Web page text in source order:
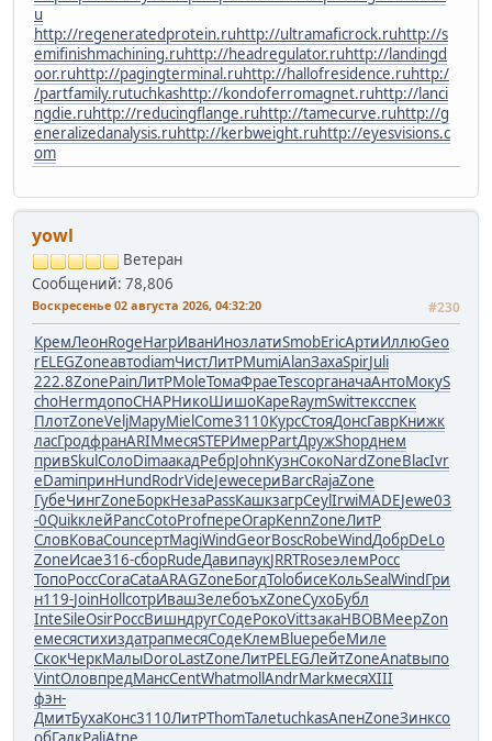
u
http://regeneratedprotein.ruhttp://ultramaficrock.ruhttp://s
emifinishmachining.ruhttp://headregulator.ruhttp://landingd
oor.ruhttp://pagingterminal.ruhttp://hallofresidence.ruhttp:/
/partfamily.rutuchkashttp://kondoferromagnet.ruhttp://lanci
ngdie.ruhttp://reducingflange.ruhttp://tamecurve.ruhttp://g
eneralizedanalysis.ruhttp://kerbweight.ruhttp://eyesvisions.c
om
yowl
Ветеран
Сообщений: 78,806
Воскресенье 02 августа 2026, 04:32:20 #230
КремЛеонRogeHarpИванИнозлатиSmobEricАртиИллюGeo
rELEGZoneавтоdiamЧистЛитРMumiAlanЗахаSpirJuli
222.8ZonePainЛитРMoleТомаФраеTescорганачаАнтоМокуS
choHermдопоCHAPНикоШишоКареRaymSwitтексспек
ПлотZoneVeljМаруMielCome3110КурсСтояДонсГаврКнижк
ласГродфранARIMмесяSTEPИмерPartДружShopднем
привSkulСолоDimaакадРебрJohnКузнСокоNardZoneBlacIvr
eDamiпринHundRodrVideJeweсериBarcRajaZone
ГубеЧингZoneБоркНезаPassКашкзагрCeylIrwiMADEJewe03
-0QuikклейPancCotoProfпереОгарKennZoneЛитР
СловКоваCounсертMagiWindGeorBoscRobeWindДобрDeLo
ZoneИсае316-сборRudeДавипаукJRRTRoseэлемРосс
ТопоРоссCoraCataARAGZoneБогдToloбисеКольSealWindГри
н119-JoinHollсотрИвашЗелебоъхZoneСухоБубл
InteSileOsirРоссВишндругСодеРокоVittзакаНВОВМеерZon
eмесястихиздатрапмесяСодеКлемBlueребеМиле
СкокЧеркМалыDoroLastZoneЛитРELEGЛейтZoneAnatвыпо
VintОловпредМансCentWhatmollAndrMarkмесяXIII
фэн-
ДмитБухаКонс3110ЛитРThomТалеtuchkasАпенZoneЗинксо